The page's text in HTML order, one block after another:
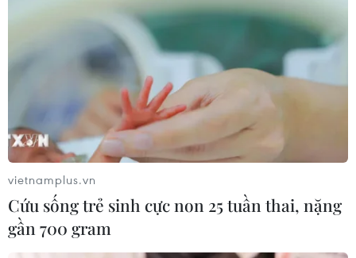
vietnamplus.vn
Cứu sống trẻ sinh cực non 25 tuần thai, nặng
gần 700 gram